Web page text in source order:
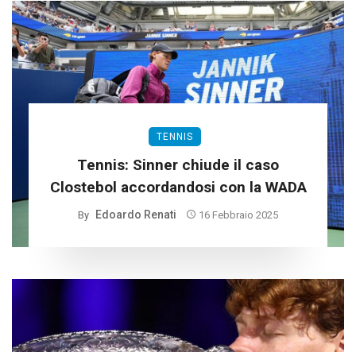
TENNIS
Tennis: Sinner chiude il caso
Clostebol accordandosi con la WADA
By Edoardo Renati 16 Febbraio 2025